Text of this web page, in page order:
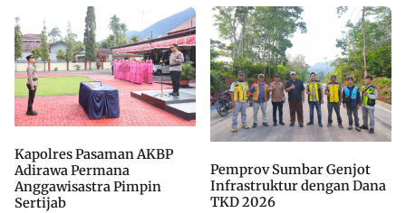
Kapolres Pasaman AKBP
Adirawa Permana
Anggawisastra Pimpin
Sertijab
Pemprov Sumbar Genjot
Infrastruktur dengan Dana
TKD 2026